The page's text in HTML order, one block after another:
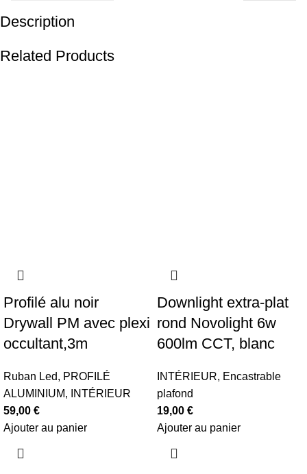
Description
Related Products
Profilé alu noir
Drywall PM avec plexi
occultant,3m
Ruban Led, PROFILÉ
ALUMINIUM,
INTÉRIEUR
59,00 €
Ajouter au panier
Downlight extra-plat
rond Novolight 6w
600lm CCT, blanc
INTÉRIEUR, Encastrable
plafond
19,00 €
Ajouter au panier